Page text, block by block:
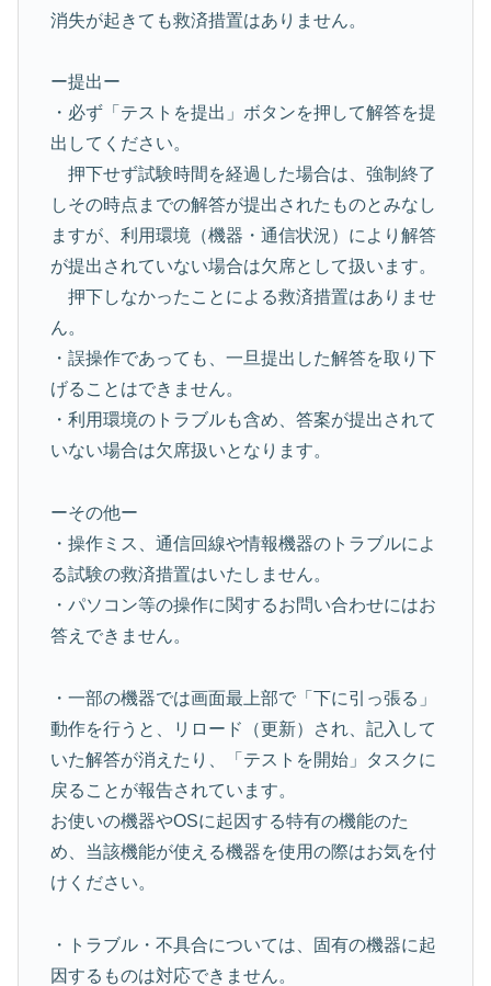
消失が起きても救済措置はありません。
ー提出ー
・必ず「テストを提出」ボタンを押して解答を提
出してください。
押下せず試験時間を経過した場合は、強制終了
しその時点までの解答が提出されたものとみなし
ますが、利用環境（機器・通信状況）により解答
が提出されていない場合は欠席として扱います。
押下しなかったことによる救済措置はありませ
ん。
・誤操作であっても、一旦提出した解答を取り下
げることはできません。
・利用環境のトラブルも含め、答案が提出されて
いない場合は欠席扱いとなります。
ーその他ー
・操作ミス、通信回線や情報機器のトラブルによ
る試験の救済措置はいたしません。
・パソコン等の操作に関するお問い合わせにはお
答えできません。
・一部の機器では画面最上部で「下に引っ張る」
動作を行うと、リロード（更新）され、記入して
いた解答が消えたり、「テストを開始」タスクに
戻ることが報告されています。
お使いの機器やOSに起因する特有の機能のた
め、当該機能が使える機器を使用の際はお気を付
けください。
・トラブル・不具合については、固有の機器に起
因するものは対応できません。